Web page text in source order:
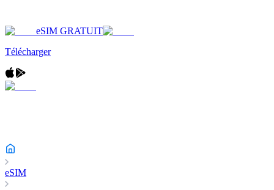
eSIM GRATUIT
Télécharger
eSIM